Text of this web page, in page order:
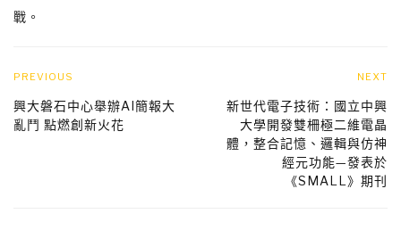
戰。
PREVIOUS
興大磐石中心舉辦AI簡報大
亂鬥 點燃創新火花
NEXT
新世代電子技術：國立中興
大學開發雙柵極二維電晶
體，整合記憶、邏輯與仿神
經元功能—發表於
《SMALL》期刊